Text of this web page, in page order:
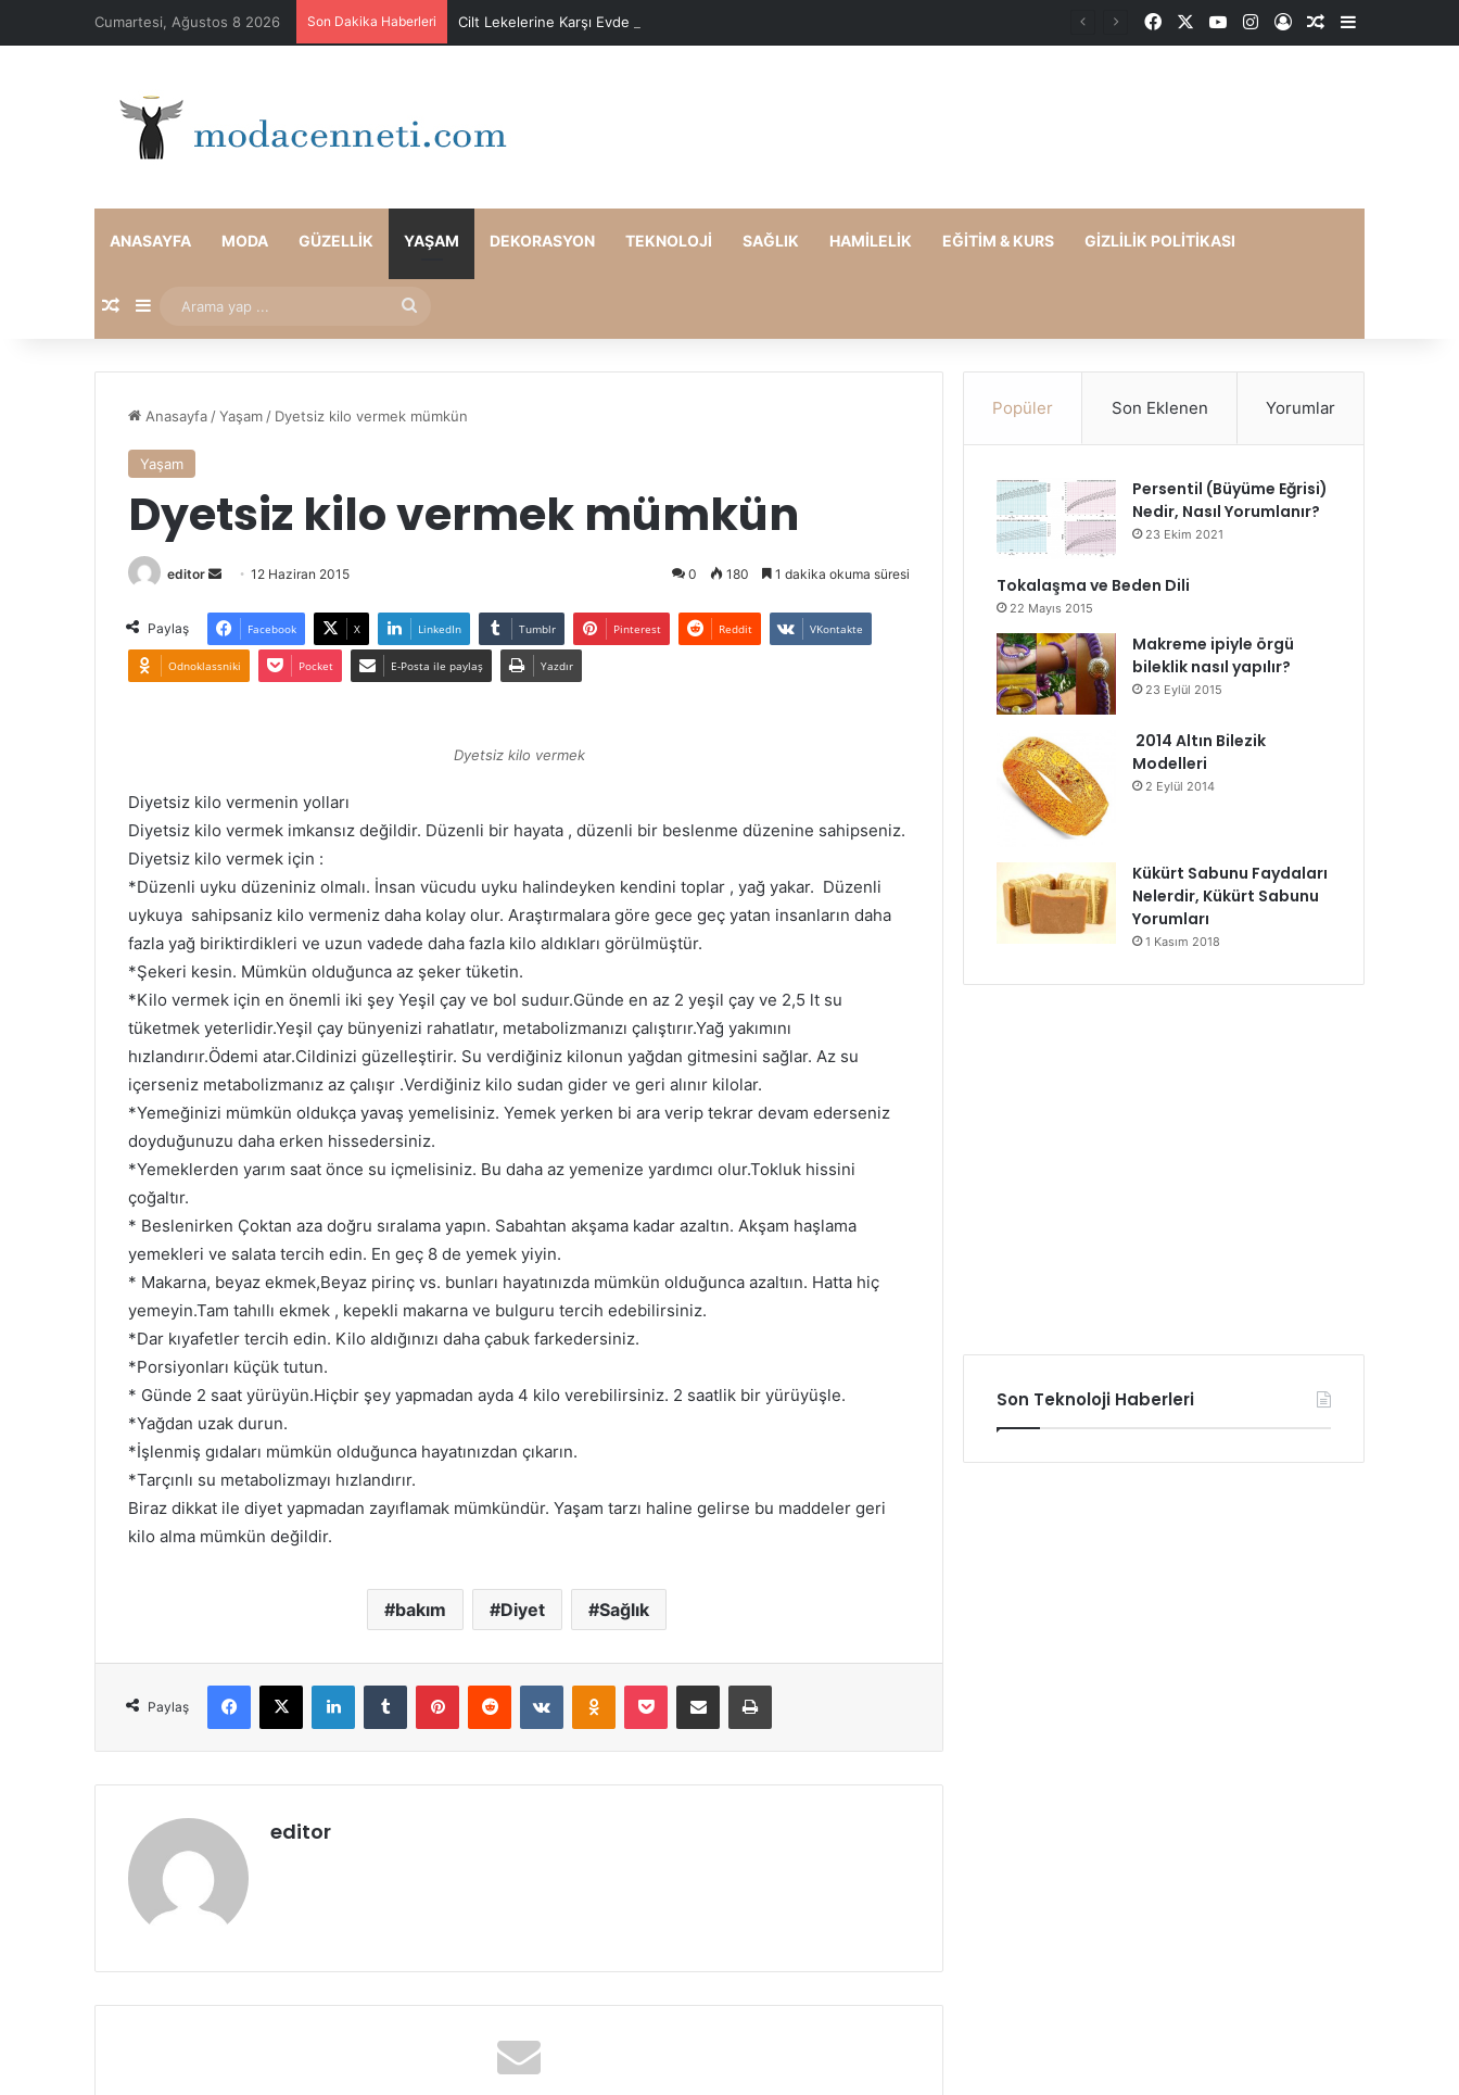
Cumartesi, Ağustos 8 2026 Son Dakika Haberleri Cilt Lekelerine Karşı Evde Maske Önerileri FacebookYouTubeInstagram
Kayıt OlRastgele Makale
Kenar
ANASAYFA MODA GÜZELLIK YAŞAM DEKORASYON TEKNOLOJI SAĞLIK HAMILELIK EĞITIM & KURS GIZLILIK POLITIKASI
Rastgele Makale
Kenar Bölmesi
yap
Anasayfa /Yaşam / Dyetsiz kilo vermek mümkün
Yaşam
Dyetsiz kilo vermek mümkün
editor
Bir
posta
göndermek
12 Haziran 2015 0 180 1 dakika okuma süresi
Paylaş Facebook X LinkedIn Tumblr Pinterest Reddit VKontakte
Odnoklassniki Pocket E-Posta ile paylaş Yazdır
Dyetsiz kilo vermek
Diyetsiz kilo vermenin yolları
Diyetsiz kilo vermek imkansız değildir. Düzenli bir hayata , düzenli bir beslenme düzenine sahipseniz.
Diyetsiz kilo vermek için :
*Düzenli uyku düzeniniz olmalı. İnsan vücudu uyku halindeyken kendini toplar , yağ yakar. Düzenli
uykuya sahipsaniz kilo vermeniz daha kolay olur. Araştırmalara göre gece geç yatan insanların daha
fazla yağ biriktirdikleri ve uzun vadede daha fazla kilo aldıkları görülmüştür.
*Şekeri kesin. Mümkün olduğunca az şeker tüketin.
*Kilo vermek için en önemli iki şey Yeşil çay ve bol suduır.Günde en az 2 yeşil çay ve 2,5 lt su
tüketmek yeterlidir.Yeşil çay bünyenizi rahatlatır, metabolizmanızı çalıştırır.Yağ yakımını
hızlandırır.Ödemi atar.Cildinizi güzelleştirir. Su verdiğiniz kilonun yağdan gitmesini sağlar. Az su
içerseniz metabolizmanız az çalışır .Verdiğiniz kilo sudan gider ve geri alınır kilolar.
*Yemeğinizi mümkün oldukça yavaş yemelisiniz. Yemek yerken bi ara verip tekrar devam ederseniz
doyduğunuzu daha erken hissedersiniz.
*Yemeklerden yarım saat önce su içmelisiniz. Bu daha az yemenize yardımcı olur.Tokluk hissini
çoğaltır.
* Beslenirken Çoktan aza doğru sıralama yapın. Sabahtan akşama kadar azaltın. Akşam haşlama
yemekleri ve salata tercih edin. En geç 8 de yemek yiyin.
* Makarna, beyaz ekmek,Beyaz pirinç vs. bunları hayatınızda mümkün olduğunca azaltıın. Hatta hiç
yemeyin.Tam tahıllı ekmek , kepekli makarna ve bulguru tercih edebilirsiniz.
*Dar kıyafetler tercih edin. Kilo aldığınızı daha çabuk farkedersiniz.
*Porsiyonları küçük tutun.
* Günde 2 saat yürüyün.Hiçbir şey yapmadan ayda 4 kilo verebilirsiniz. 2 saatlik bir yürüyüşle.
*Yağdan uzak durun.
*İşlenmiş gıdaları mümkün olduğunca hayatınızdan çıkarın.
*Tarçınlı su metabolizmayı hızlandırır.
Biraz dikkat ile diyet yapmadan zayıflamak mümkündür. Yaşam tarzı haline gelirse bu maddeler geri
kilo alma mümkün değildir.
bakım Diyet Sağlık
Paylaş
Facebook
X LinkedInTumblr PinterestReddit VKontakteOdnoklassniki
Pocket E-Posta ile paylaş Yazdır
editor
Popüler Son Eklenen Yorumlar
Persentil (Büyüme Eğrisi)
Nedir, Nasıl Yorumlanır?
23 Ekim 2021
Tokalaşma ve Beden Dili
22 Mayıs 2015
Makreme ipiyle örgü
bileklik nasıl yapılır?
23 Eylül 2015
2014 Altın Bilezik
Modelleri
2 Eylül 2014
Kükürt Sabunu Faydaları
Nelerdir, Kükürt Sabunu
Yorumları
1 Kasım 2018
Son Teknoloji Haberleri